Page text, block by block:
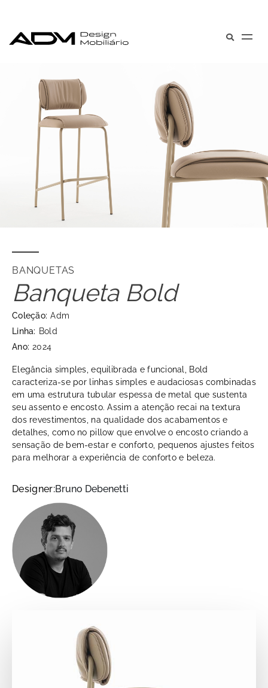
BANQUETAS
Banqueta Bold
Coleção: Adm
Linha: Bold
Ano: 2024
Elegância simples, equilibrada e funcional, Bold
caracteriza-se por linhas simples e audaciosas combinadas
em uma estrutura tubular espessa de metal que sustenta
seu assento e encosto. Assim a atenção recai na textura
dos revestimentos, na qualidade dos acabamentos e
detalhes, como no pillow que envolve o encosto criando a
sensação de bem-estar e conforto, pequenos ajustes feitos
para melhorar a experiência de conforto e beleza.
Designer:Bruno Debenetti